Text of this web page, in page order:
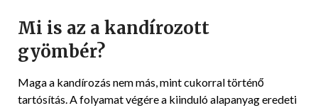
Mi is az a kandírozott
gyömbér?
Maga a kandírozás nem más, mint cukorral történő
tartósítás. A folyamat végére a kiinduló alapanyag eredeti